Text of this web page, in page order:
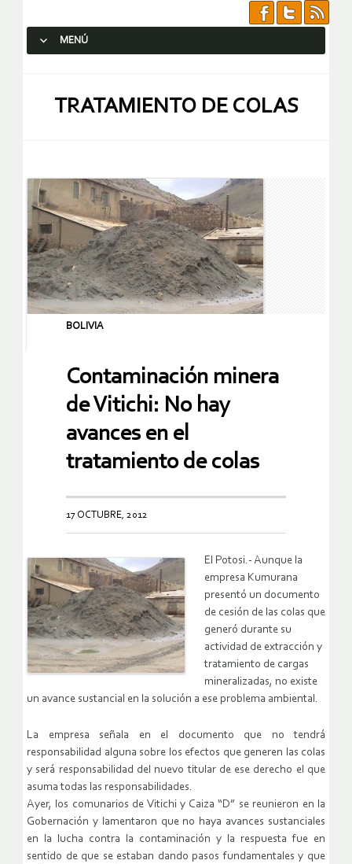
MENÚ
TRATAMIENTO DE COLAS
BOLIVIA
Contaminación minera
de Vitichi: No hay
avances en el
tratamiento de colas
17 OCTUBRE, 2012
El Potosi.- Aunque la
empresa Kumurana
presentó un documento
de cesión de las colas que
generó durante su
actividad de extracción y
tratamiento de cargas
mineralizadas, no existe
un avance sustancial en la solución a ese problema ambiental.
La empresa señala en el documento que no tendrá
responsabilidad alguna sobre los efectos que generen las colas
y será responsabilidad del nuevo titular de ese derecho el que
asuma todas las responsabilidades.
Ayer, los comunarios de Vitichi y Caiza “D” se reunieron en la
Gobernación y lamentaron que no haya avances sustanciales
en la lucha contra la contaminación y la respuesta fue en
sentido de que se estaban dando pasos fundamentales y que